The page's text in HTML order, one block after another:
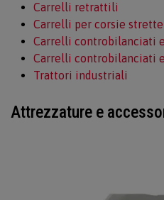
Carrelli retrattili
Carrelli per corsie strette
Carrelli controbilanciati
Carrelli controbilanciati
Trattori industriali
Attrezzature e